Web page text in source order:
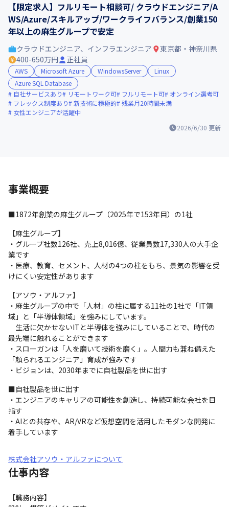
【限定求人】フルリモート相談可/ クラウドエンジニア/A
WS/Azure/スキルアップ/ワークライフバランス/創業150
年以上の麻生グループで安定
2026/6/30 更新
クラウドエンジニア、インフラエンジニア
東京都・神奈川県
400-650万円
正社員
AWS Microsoft Azure WindowsServer
Linux
Azure SQL Database
自社サービスあり
リモートワーク可 フルリモート可
オンライン選考可
フレックス制度あり
新技術に積極的 残業月20時間未満
女性エンジニアが活躍中
事業概要
■1872年創業の麻生グループ（2025年で153年目）の1社
【麻生グループ】
・グループ社数126社、売上8,016億、従業員数17,330人の大手企
業です
・医療、教育、セメント、人材の4つの柱をもち、景気の影響を受
けにくい安定性があります
【アソウ・アルファ】
・麻生グループの中で「人材」の柱に属する11社の1社で「IT領
域」と「半導体領域」を強みにしています。
生活に欠かせないITと半導体を強みにしていることで、時代の
最先端に触れることができます
・スローガンは「人を磨いて技術を磨く」。人間力も兼ね備えた
「頼られるエンジニア」育成が強みです
・ビジョンは、2030年までに自社製品を世に出す
■自社製品を世に出す
・エンジニアのキャリアの可能性を創造し、持続可能な会社を目
指す
・AIとの共存や、AR/VRなど仮想空間を活用したモダンな開発に
着手しています
株式会社アソウ・アルファについて
仕事内容
【職務内容】